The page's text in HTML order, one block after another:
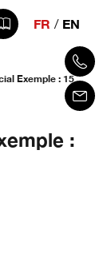
FR EN
Exemple : 15
: